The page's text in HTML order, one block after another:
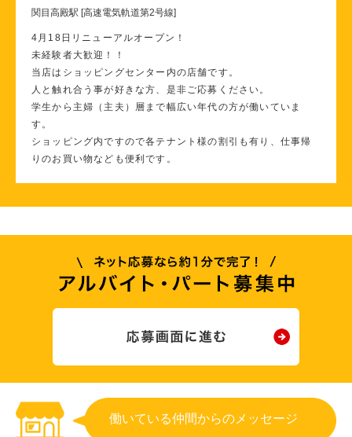
関目高殿駅 [高速電気軌道第2号線]
4月18日リニューアルオープン！
未経験者大歓迎！！
当店はショッピングセンター内の店舗です。
人と触れ合う事が好きな方、是非ご応募ください。
学生から主婦（主夫）層まで幅広い年代の方が働いていま
す。
ショッピング内ですので各テナント様の割引も有り、仕事帰
りのお買い物なども便利です。
働いている仲間からのメッセージ